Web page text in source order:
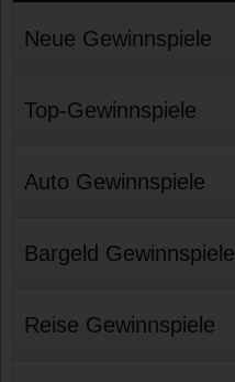
Neue Gewinnspiele
Top-Gewinnspiele
Auto Gewinnspiele
Bargeld Gewinnspiele
Reise Gewinnspiele